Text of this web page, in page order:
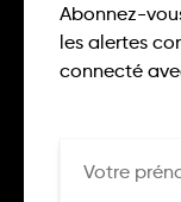
Abonnez-
les alertes
connecté